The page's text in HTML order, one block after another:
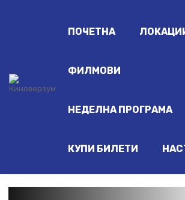
ПОЧЕТНА
ФИЛМОВИ
НЕДЕЛНА ПРОГРАМА
КУПИ БИЛЕТИ